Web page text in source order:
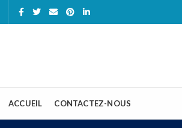
ACCUEIL CONTACTEZ-NOUS